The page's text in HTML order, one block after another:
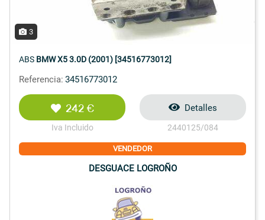
3
ABS BMW X5 3.0D (2001) [34516773012]
Referencia: 34516773012
242 €
Iva Incluido
Detalles
2440125/084
VENDEDOR
DESGUACE LOGROÑO